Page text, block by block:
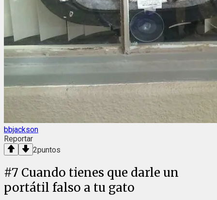
bbjackson
Reportar
2puntos
#7 Cuando tienes que darle un
portátil falso a tu gato